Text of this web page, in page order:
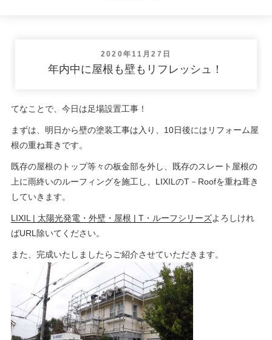
投
稿
2020年11月27日
年内中に屋根も壁もリフレッシュ！
てなことで、今日は足場設置工事！
まずは、明日から壁の塗装工事は入り、10日後にはリフォーム屋
根の重ね葺きです。
既存の屋根のトップ等々の板金部を外し、既存のスレート屋根の
上に雨終いのルーフィングを施工し、LIXILのT－Roofを重ね葺き
していきます。
LIXIL | 太陽光発電・外壁・屋根 | T・ルーフシリーズよろしけれ
ばURL除いてください。
また、完成いたしましたらご紹介させていただきます。